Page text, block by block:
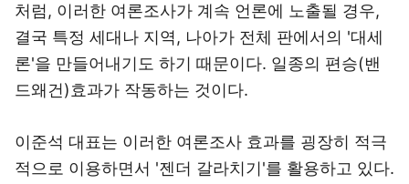
처럼, 이러한 여론조사가 계속 언론에 노출될 경우,
결국 특정 세대나 지역, 나아가 전체 판에서의 '대세
론'을 만들어내기도 하기 때문이다. 일종의 편승(밴
드왜건)효과가 작동하는 것이다.
이준석 대표는 이러한 여론조사 효과를 굉장히 적극
적으로 이용하면서 '젠더 갈라치기'를 활용하고 있다.